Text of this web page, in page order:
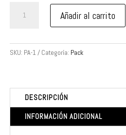
Grande
Añadir al carrito
SKU: PA-1 Categoría: Pack
DESCRIPCIÓN
INFORMACIÓN ADICIONAL